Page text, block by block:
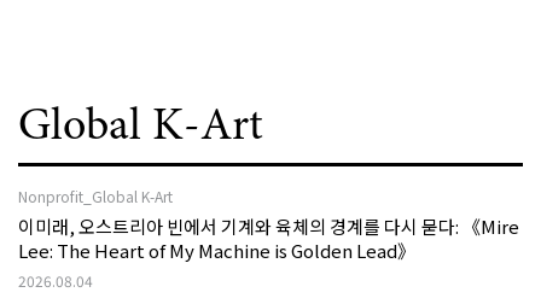
Global K-Art
Nonprofit_Global K-Art
이미래, 오스트리아 빈에서 기계와 육체의 경계를 다시 묻다: 《Mire
Lee: The Heart of My Machine is Golden Lead》
2026.08.04